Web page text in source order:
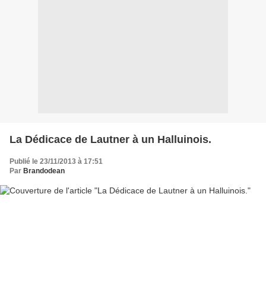
La Dédicace de Lautner à un Halluinois.
Publié le 23/11/2013 à 17:51
Par Brandodean